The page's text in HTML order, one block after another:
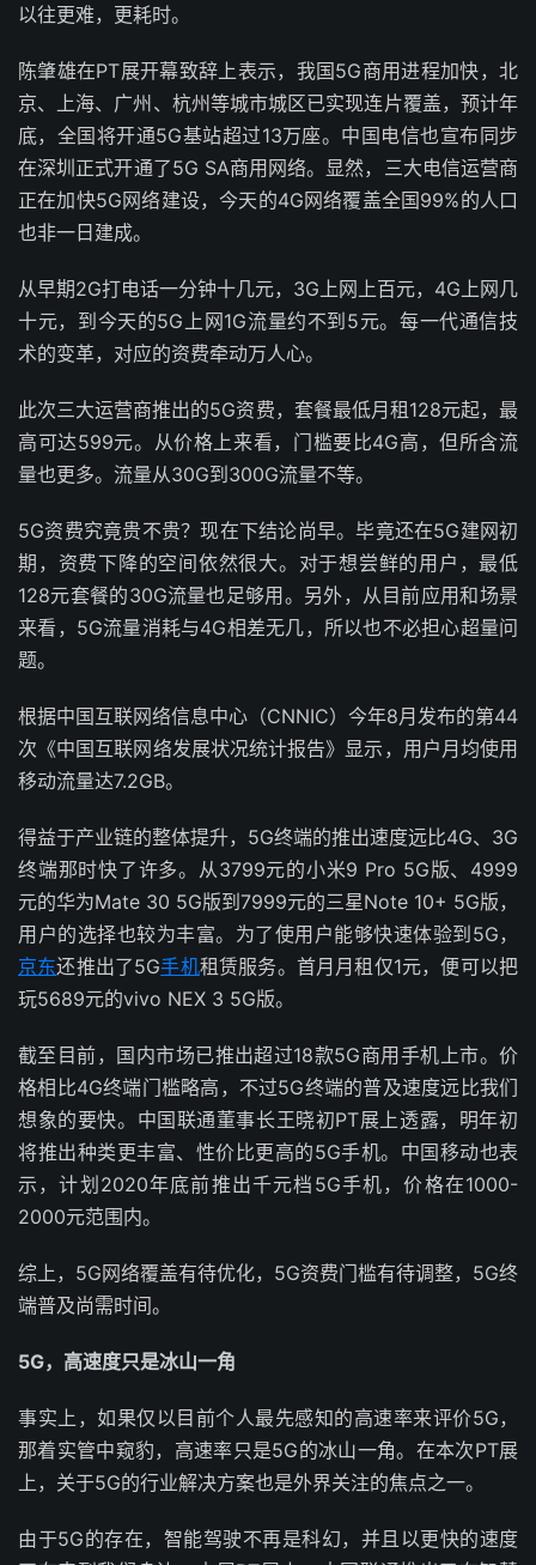
以往更难，更耗时。
陈肇雄在PT展开幕致辞上表示，我国5G商用进程加快，北
京、上海、广州、杭州等城市城区已实现连片覆盖，预计年
底，全国将开通5G基站超过13万座。中国电信也宣布同步
在深圳正式开通了5G SA商用网络。显然，三大电信运营商
正在加快5G网络建设，今天的4G网络覆盖全国99%的人口
也非一日建成。
从早期2G打电话一分钟十几元，3G上网上百元，4G上网几
十元，到今天的5G上网1G流量约不到5元。每一代通信技
术的变革，对应的资费牵动万人心。
此次三大运营商推出的5G资费，套餐最低月租128元起，最
高可达599元。从价格上来看，门槛要比4G高，但所含流
量也更多。流量从30G到300G流量不等。
5G资费究竟贵不贵？现在下结论尚早。毕竟还在5G建网初
期，资费下降的空间依然很大。对于想尝鲜的用户，最低
128元套餐的30G流量也足够用。另外，从目前应用和场景
来看，5G流量消耗与4G相差无几，所以也不必担心超量问
题。
根据中国互联网络信息中心（CNNIC）今年8月发布的第44
次《中国互联网络发展状况统计报告》显示，用户月均使用
移动流量达7.2GB。
得益于产业链的整体提升，5G终端的推出速度远比4G、3G
终端那时快了许多。从3799元的小米9 Pro 5G版、4999
元的华为Mate 30 5G版到7999元的三星Note 10+ 5G版，
用户的选择也较为丰富。为了使用户能够快速体验到5G，
京东还推出了5G手机租赁服务。首月月租仅1元，便可以把
玩5689元的vivo NEX 3 5G版。
截至目前，国内市场已推出超过18款5G商用手机上市。价
格相比4G终端门槛略高，不过5G终端的普及速度远比我们
想象的要快。中国联通董事长王晓初PT展上透露，明年初
将推出种类更丰富、性价比更高的5G手机。中国移动也表
示，计划2020年底前推出千元档5G手机，价格在1000-
2000元范围内。
综上，5G网络覆盖有待优化，5G资费门槛有待调整，5G终
端普及尚需时间。
5G，高速度只是冰山一角
事实上，如果仅以目前个人最先感知的高速率来评价5G，
那着实管中窥豹，高速率只是5G的冰山一角。在本次PT展
上，关于5G的行业解决方案也是外界关注的焦点之一。
由于5G的存在，智能驾驶不再是科幻，并且以更快的速度